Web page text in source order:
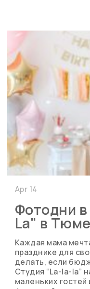
Фотодни
La" в
Каждая мама
празднике для
делать, если
Студия “La-la-la”
маленьких гостей
Apr 14